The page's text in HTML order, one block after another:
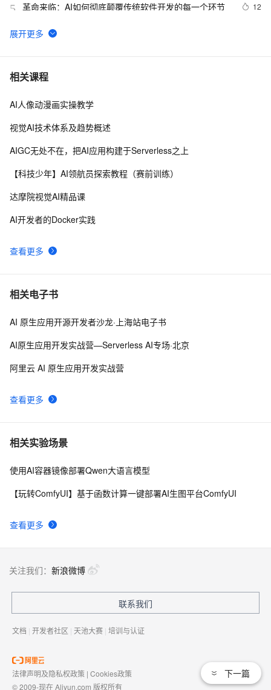
5 革命来临：AI如何彻底颠覆传统软件开发的每一个环节 12
6 AI计算机视觉笔记七：基于mediapipe的虚拟鼠标控制
7 固特异（Goodyear）利用人工智能和物联网实现数字化
8
AI工作流！
10ModelScope联手OpenDataLab：直接调用7000+开源
相关课程
查看更多
AI人像动漫画实操教学
视觉AI技术体系及趋势概述
AIGC无处不在，把AI应用构建于Serverless之上
【科技少年】AI领航员探索教程（赛前训练）
达摩院视觉AI精品课
AI开发者的Docker实践
相关电子书
查看更多
AI 原生应用开源开发者沙龙·上海站电子书
AI原生应用开发实战营—Serverless AI专场·北京
阿里云 AI 原生应用开发实战营
相关实验场景
查看更多
使用AI容器镜像部署Qwen大语言模型
【玩转ComfyUI】基于函数计算一键部署AI生图平台ComfyUI
下一篇
关注我们： 新浪微博
联系我们
文档 | 开发者社区 | 天池大赛 | 培训与认证
法律声明及隐私权政策 | Cookies政策
© 2009-现在 Aliyun.com 版权所有